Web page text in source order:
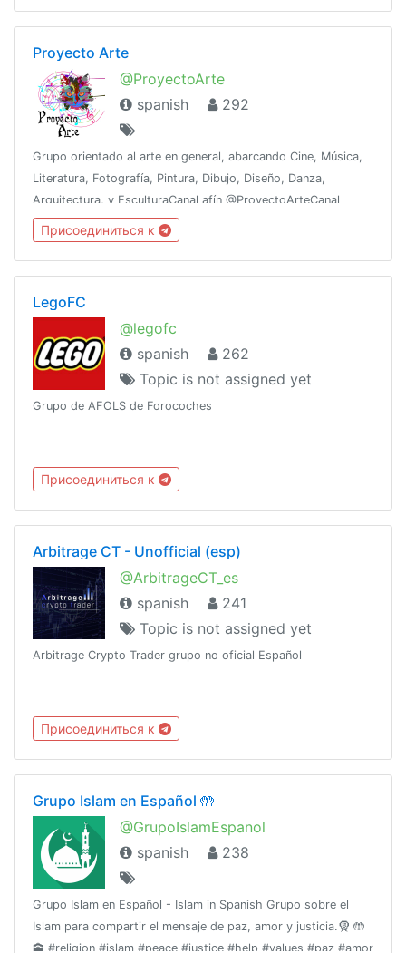
Proyecto Arte
@ProyectoArte
spanish
292
Grupo orientado al arte en general, abarcando Cine, Música,
Literatura, Fotografía, Pintura, Dibujo, Diseño, Danza,
Arquitectura, y EsculturaCanal afín @ProyectoArteCanal
Присоединиться к
LegoFC
@legofc
spanish
262
Topic is not assigned yet
Grupo de AFOLS de Forocoches
Присоединиться к
Arbitrage CT - Unofficial (esp)
@ArbitrageCT_es
spanish
241
Topic is not assigned yet
Arbitrage Crypto Trader grupo no oficial Español
Присоединиться к
Grupo Islam en Español 🤲
@GrupoIslamEspanol
spanish
238
Grupo Islam en Español - Islam in Spanish Grupo sobre el
Islam para compartir el mensaje de paz, amor y justicia.🧕 🤲
🕋 #religion #islam #peace #justice #help #values #paz #amor